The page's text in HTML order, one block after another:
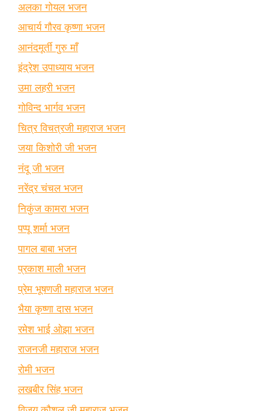
अलका गोयल भजन
आचार्य गौरव कृष्णा भजन
आनंदमूर्ती गुरु माँ
इंद्रेश उपाध्याय भजन
उमा लहरी भजन
गोविन्द भार्गव भजन
चित्र विचत्रजी महाराज भजन
जया किशोरी जी भजन
नंदू जी भजन
नरेंद्र चंचल भजन
निकुंज कामरा भजन
पप्पू शर्मा भजन
पागल बाबा भजन
प्रकाश माली भजन
प्रेम भूषणजी महाराज भजन
भैया कृष्णा दास भजन
रमेश भाई ओझा भजन
राजनजी महाराज भजन
रोमी भजन
लखबीर सिंह भजन